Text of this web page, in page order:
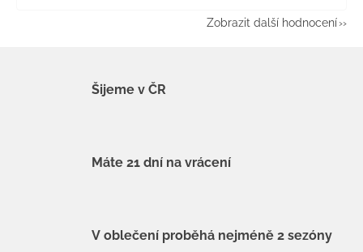
Zobrazit další hodnocení
Šijeme v ČR
Máte 21 dní na vrácení
V oblečení proběhá nejméně 2 sezóny